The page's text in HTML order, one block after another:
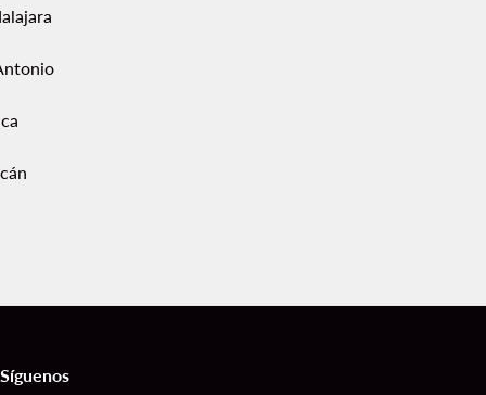
Síguenos